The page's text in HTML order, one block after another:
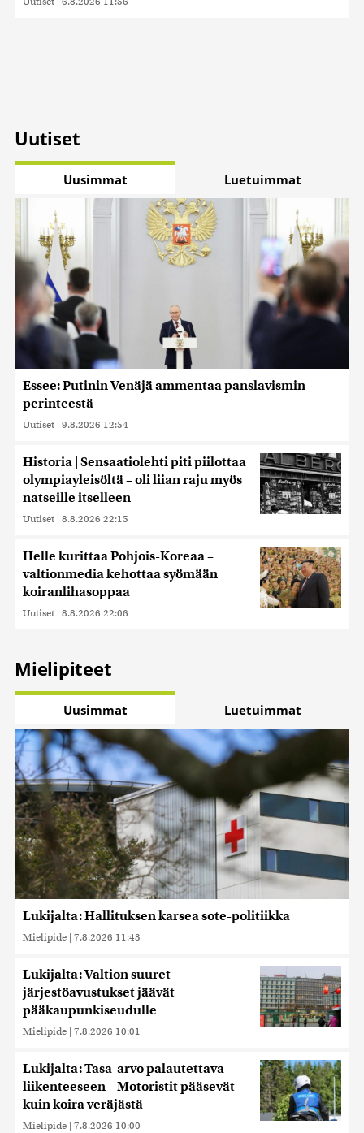
Uutiset
Uusimmat Luetuimmat
Essee: Putinin Venäjä ammentaa panslavismin
perinteestä
Uutiset | 9.8.2026 12:54
Historia | Sensaatiolehti piti piilottaa
olympiayleisöltä – oli liian raju myös
natseille itselleen
Uutiset | 8.8.2026 22:15
Helle kurittaa Pohjois-Koreaa –
valtionmedia kehottaa syömään
koiranlihasoppaa
Uutiset | 8.8.2026 22:06
Mielipiteet
Uusimmat Luetuimmat
Lukijalta: Hallituksen karsea sote-politiikka
Mielipide | 7.8.2026 11:43
Lukijalta: Valtion suuret
järjestöavustukset jäävät
pääkaupunkiseudulle
Mielipide | 7.8.2026 10:01
Lukijalta: Tasa-arvo palautettava
liikenteeseen – Motoristit pääsevät
kuin koira veräjästä
Mielipide | 7.8.2026 10:00